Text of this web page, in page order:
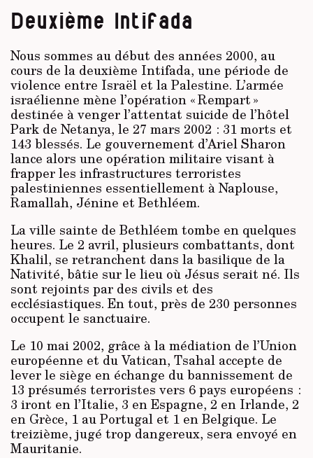
Deuxième Intifada
Nous sommes au début des années 2000, au
cours de la deuxième Intifada, une période de
violence entre Israël et la Palestine. L’armée
israélienne mène l’opération « Rempart »
destinée à venger l’attentat suicide de l’hôtel
Park de Netanya, le 27 mars 2002 : 31 morts et
143 blessés. Le gouvernement d’Ariel Sharon
lance alors une opération militaire visant à
frapper les infrastructures terroristes
palestiniennes essentiellement à Naplouse,
Ramallah, Jénine et Bethléem.
La ville sainte de Bethléem tombe en quelques
heures. Le 2 avril, plusieurs combattants, dont
Khalil, se retranchent dans la basilique de la
Nativité, bâtie sur le lieu où Jésus serait né. Ils
sont rejoints par des civils et des
ecclésiastiques. En tout, près de 230 personnes
occupent le sanctuaire.
Le 10 mai 2002, grâce à la médiation de l’Union
européenne et du Vatican, Tsahal accepte de
lever le siège en échange du bannissement de
13 présumés terroristes vers 6 pays européens :
3 iront en l’Italie, 3 en Espagne, 2 en Irlande, 2
en Grèce, 1 au Portugal et 1 en Belgique. Le
treizième, jugé trop dangereux, sera envoyé en
Mauritanie.